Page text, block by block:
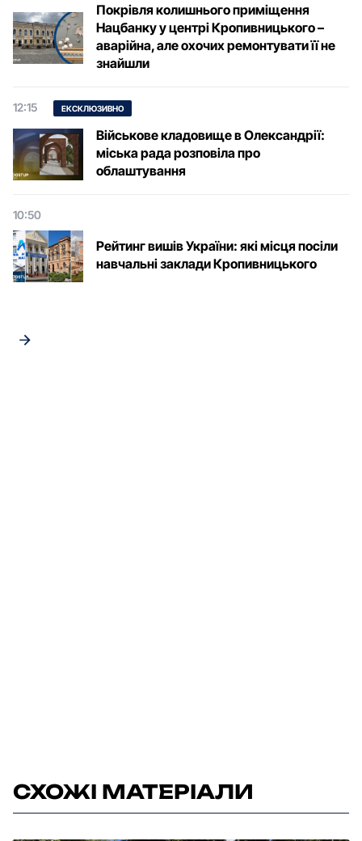
Покрівля колишнього приміщення
Нацбанку у центрі Кропивницького –
аварійна, але охочих ремонтувати її не
знайшли
12:15 ЕКСКЛЮЗИВНО
Військове кладовище в Олександрії:
міська рада розповіла про
облаштування
10:50
Рейтинг вишів України: які місця посіли
навчальні заклади Кропивницького
СХОЖІ МАТЕРІАЛИ